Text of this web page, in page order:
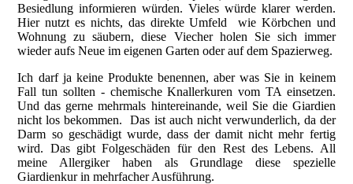
Besiedlung informieren würden. Vieles würde klarer werden.
Hier nutzt es nichts, das direkte Umfeld wie Körbchen und
Wohnung zu säubern, diese Viecher holen Sie sich immer
wieder aufs Neue im eigenen Garten oder auf dem Spazierweg.
Ich darf ja keine Produkte benennen, aber was Sie in keinem
Fall tun sollten - chemische Knallerkuren vom TA einsetzen.
Und das gerne mehrmals hintereinande, weil Sie die Giardien
nicht los bekommen. Das ist auch nicht verwunderlich, da der
Darm so geschädigt wurde, dass der damit nicht mehr fertig
wird. Das gibt Folgeschäden für den Rest des Lebens. All
meine Allergiker haben als Grundlage diese spezielle
Giardienkur in mehrfacher Ausführung.